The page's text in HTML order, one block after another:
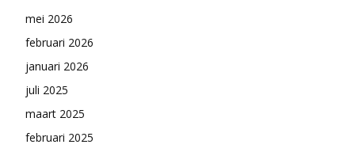
mei 2026
februari 2026
januari 2026
juli 2025
maart 2025
februari 2025